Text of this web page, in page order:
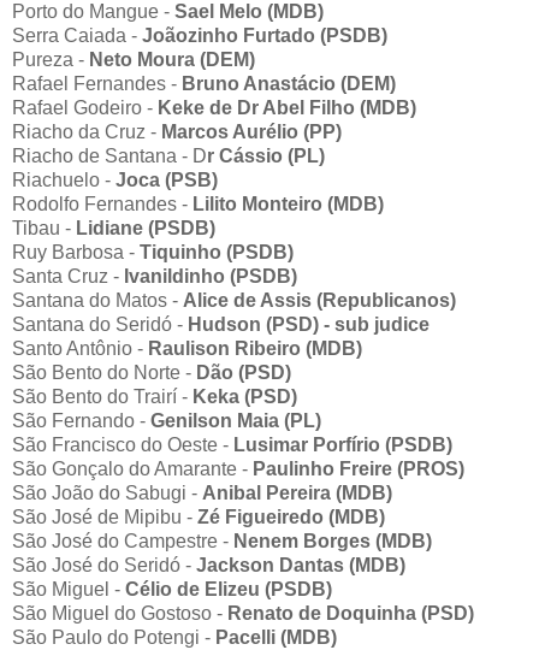
Porto do Mangue - Sael Melo (MDB)
Serra Caiada - Joãozinho Furtado (PSDB)
Pureza - Neto Moura (DEM)
Rafael Fernandes - Bruno Anastácio (DEM)
Rafael Godeiro - Keke de Dr Abel Filho (MDB)
Riacho da Cruz - Marcos Aurélio (PP)
Riacho de Santana - Dr Cássio (PL)
Riachuelo - Joca (PSB)
Rodolfo Fernandes - Lilito Monteiro (MDB)
Tibau - Lidiane (PSDB)
Ruy Barbosa - Tiquinho (PSDB)
Santa Cruz - Ivanildinho (PSDB)
Santana do Matos - Alice de Assis (Republicanos)
Santana do Seridó - Hudson (PSD) - sub judice
Santo Antônio - Raulison Ribeiro (MDB)
São Bento do Norte - Dão (PSD)
São Bento do Trairí - Keka (PSD)
São Fernando - Genilson Maia (PL)
São Francisco do Oeste - Lusimar Porfírio (PSDB)
São Gonçalo do Amarante - Paulinho Freire (PROS)
São João do Sabugi - Anibal Pereira (MDB)
São José de Mipibu - Zé Figueiredo (MDB)
São José do Campestre - Nenem Borges (MDB)
São José do Seridó - Jackson Dantas (MDB)
São Miguel - Célio de Elizeu (PSDB)
São Miguel do Gostoso - Renato de Doquinha (PSD)
São Paulo do Potengi - Pacelli (MDB)